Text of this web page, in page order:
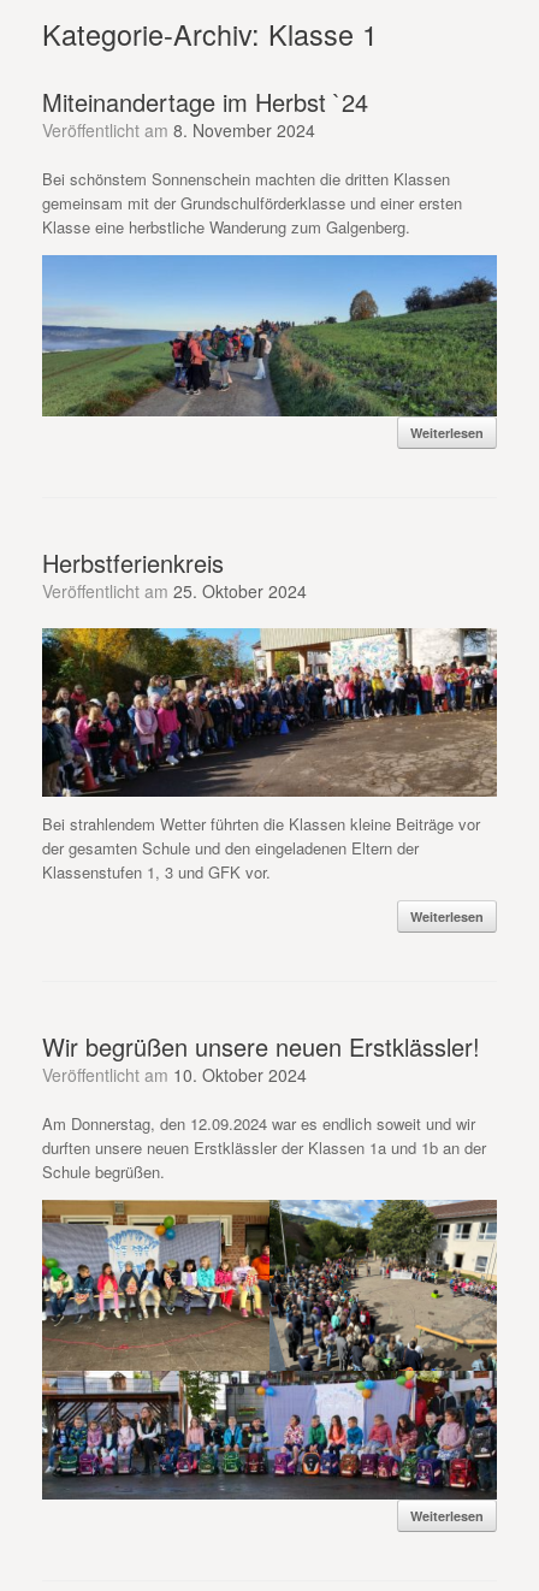
Kategorie-Archiv: Klasse 1
Miteinandertage im Herbst `24
Veröffentlicht am 8. November 2024
Bei schönstem Sonnenschein machten die dritten Klassen
gemeinsam mit der Grundschulförderklasse und einer ersten
Klasse eine herbstliche Wanderung zum Galgenberg.
Weiterlesen
Herbstferienkreis
Veröffentlicht am 25. Oktober 2024
Bei strahlendem Wetter führten die Klassen kleine Beiträge vor
der gesamten Schule und den eingeladenen Eltern der
Klassenstufen 1, 3 und GFK vor.
Weiterlesen
Wir begrüßen unsere neuen Erstklässler!
Veröffentlicht am 10. Oktober 2024
Am Donnerstag, den 12.09.2024 war es endlich soweit und wir
durften unsere neuen Erstklässler der Klassen 1a und 1b an der
Schule begrüßen.
Weiterlesen